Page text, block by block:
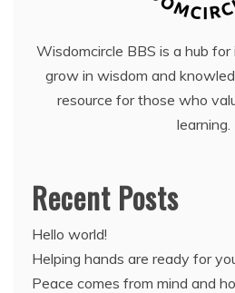
Wisdomcircle BBS is a hub
grow in wisdom and
resource for those who
learning.
Recent Posts
Hello world!
Helping hands are ready for
Peace comes from mind and